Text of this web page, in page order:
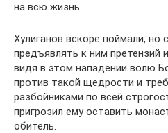
на всю жизнь.
Хулиганов вскоре поймали, но
предъявлять к ним претензий
видя в этом нападении волю
против такой щедрости и
разбойниками по всей
пригрозил ему оставить
обитель.